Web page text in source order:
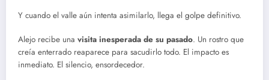
Y cuando el valle aún intenta asimilarlo, llega el golpe definitivo.
Alejo recibe una visita inesperada de su pasado. Un rostro que
creía enterrado reaparece para sacudirlo todo. El impacto es
inmediato. El silencio, ensordecedor.